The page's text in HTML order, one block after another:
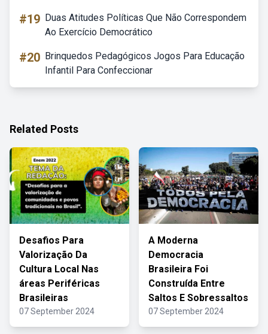
#19 Duas Atitudes Políticas Que Não Correspondem
Ao Exercício Democrático
#20 Brinquedos Pedagógicos Jogos Para Educação
Infantil Para Confeccionar
Related Posts
Desafios Para
Valorização Da
Cultura Local Nas
áreas Periféricas
Brasileiras
07 September 2024
A Moderna
Democracia
Brasileira Foi
Construída Entre
Saltos E Sobressaltos
07 September 2024